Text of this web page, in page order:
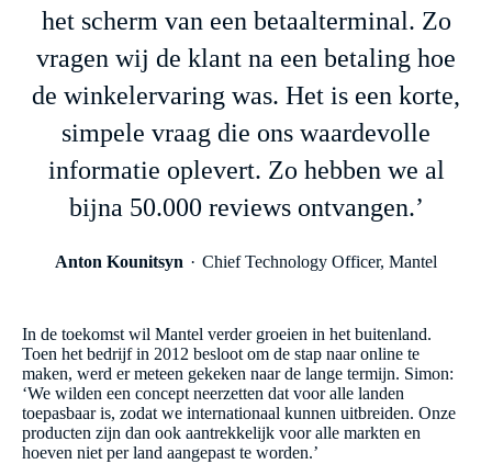
het scherm van een betaalterminal. Zo
vragen wij de klant na een betaling hoe
de winkelervaring was. Het is een korte,
simpele vraag die ons waardevolle
informatie oplevert. Zo hebben we al
bijna 50.000 reviews ontvangen.’
Anton Kounitsyn Chief Technology Officer, Mantel
In de toekomst wil Mantel verder groeien in het buitenland.
Toen het bedrijf in 2012 besloot om de stap naar online te
maken, werd er meteen gekeken naar de lange termijn. Simon:
‘We wilden een concept neerzetten dat voor alle landen
toepasbaar is, zodat we internationaal kunnen uitbreiden. Onze
producten zijn dan ook aantrekkelijk voor alle markten en
hoeven niet per land aangepast te worden.’